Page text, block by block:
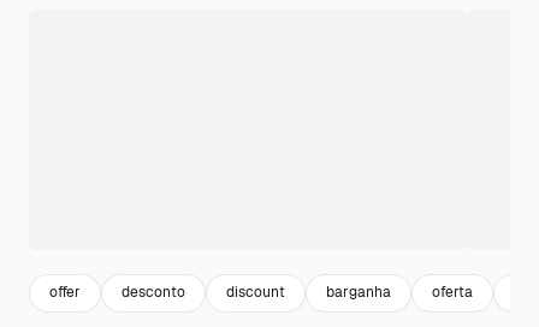
offer desconto discount barganha oferta